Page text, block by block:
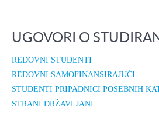
UGOVORI O
REDOVNI STUDENTI
REDOVNI SAMOFINANSIRAJUĆI
STUDENTI PRIPADNICI POSEBNIH
STRANI DRŽAVLJANI